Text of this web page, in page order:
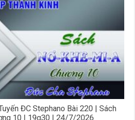
ĐC Stephano Bài 220 | Sách
10 | 19g30 | 24/7/2026